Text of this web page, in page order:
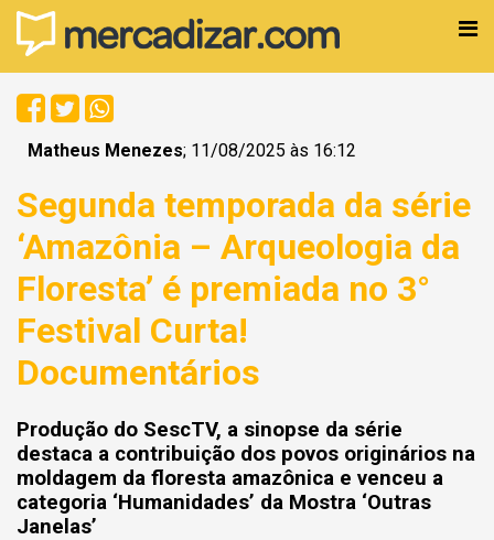
Matheus Menezes; 11/08/2025 às 16:12
Segunda temporada da série
‘Amazônia – Arqueologia da
Floresta’ é premiada no 3°
Festival Curta!
Documentários
Produção do SescTV, a sinopse da série
destaca a contribuição dos povos originários na
moldagem da floresta amazônica e venceu a
categoria ‘Humanidades’ da Mostra ‘Outras
Janelas’